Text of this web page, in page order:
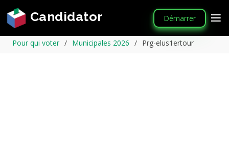
Candidator Démarrer
Pour qui voter Municipales 2026 Prg-elus1ertour